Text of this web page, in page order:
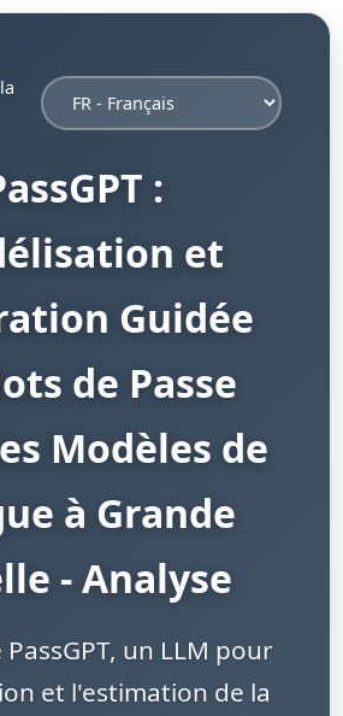
:
et
Guidée
de Passe
Modèles de
à Grande
- Analyse
un LLM pour
et l'estimation de la